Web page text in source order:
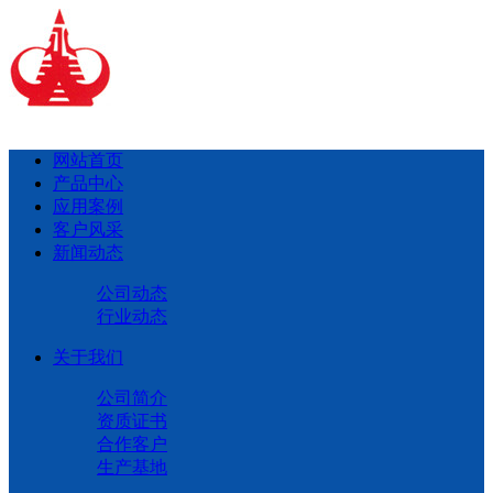
网站首页
产品中心
应用案例
客户风采
新闻动态
公司动态
行业动态
关于我们
公司简介
资质证书
合作客户
生产基地